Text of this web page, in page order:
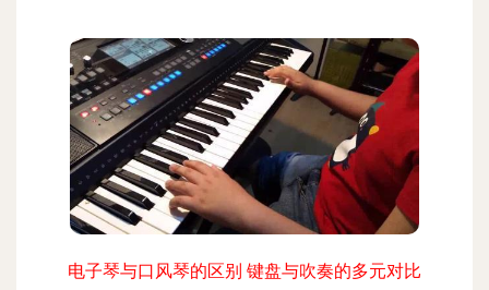
电子琴与口风琴的区别 键盘与吹奏的多元对比